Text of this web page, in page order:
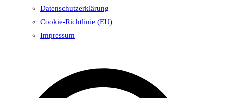
Datenschutzerklärung
Cookie-Richtlinie (EU)
Impressum